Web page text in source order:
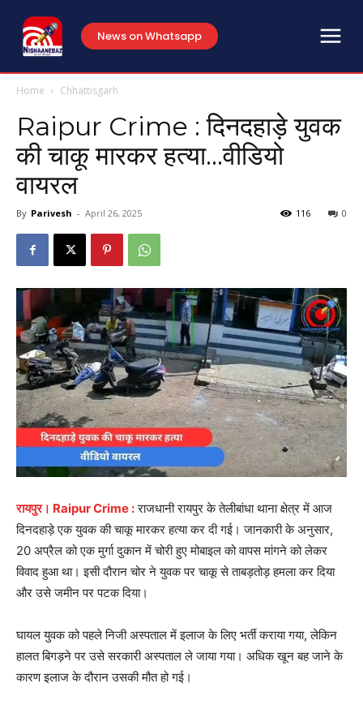
News on Whatsapp
Home Chhattisgarh
Raipur Crime : दिनदहाड़े युवक
की चाकू मारकर हत्या…वीडियो
वायरल
By Parivesh - April 26, 2025 0
116
रायपुर। Raipur Crime : राजधानी रायपुर के तेलीबांधा थाना क्षेत्र में आज
दिनदहाड़े एक युवक की चाकू मारकर हत्या कर दी गई। जानकारी के अनुसार,
20 अप्रैल को एक मुर्गा दुकान में चोरी हुए मोबाइल को वापस मांगने को लेकर
विवाद हुआ था। इसी दौरान चोर ने युवक पर चाकू से ताबड़तोड़ हमला कर दिया
और उसे जमीन पर पटक दिया।
घायल युवक को पहले निजी अस्पताल में इलाज के लिए भर्ती कराया गया, लेकिन
हालत बिगड़ने पर उसे सरकारी अस्पताल ले जाया गया। अधिक खून बह जाने के
कारण इलाज के दौरान उसकी मौत हो गई।